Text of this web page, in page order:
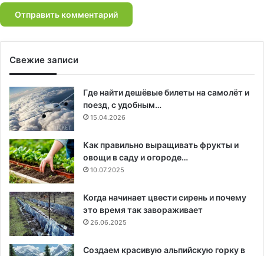
Свежие записи
Где найти дешёвые билеты на самолёт и
поезд, с удобным…
15.04.2026
Как правильно выращивать фрукты и
овощи в саду и огороде…
10.07.2025
Когда начинает цвести сирень и почему
это время так завораживает
26.06.2025
Создаем красивую альпийскую горку в